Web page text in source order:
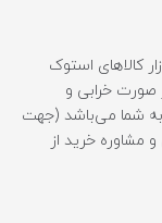
کالاهای استوک
تست در صورت خرابی و
شما می‌باشد (جهت
مشاوره خرید از